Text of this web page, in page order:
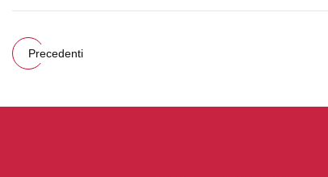
Precedenti